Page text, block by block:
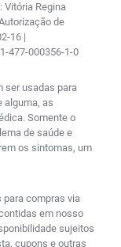
Vitória Regina
de
16 |
477-000356-1-0
ser usadas para
alguma, as
Somente o
de saúde e
os sintomas, um
para compras via
em nosso
sujeitos
cupons e outras